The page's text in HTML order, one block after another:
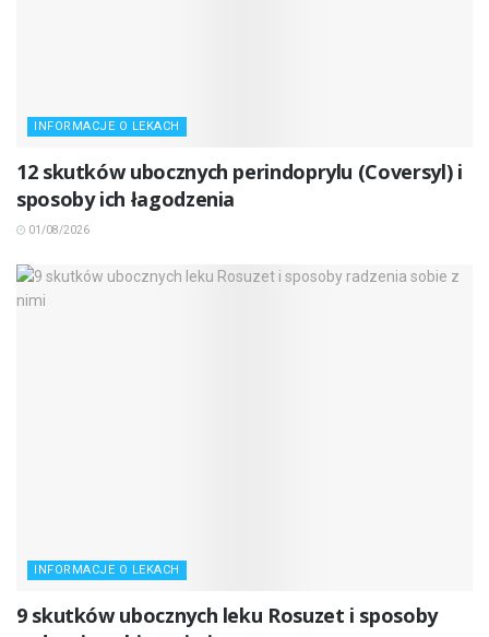
INFORMACJE O LEKACH
12 skutków ubocznych perindoprylu (Coversyl) i
sposoby ich łagodzenia
01/08/2026
INFORMACJE O LEKACH
9 skutków ubocznych leku Rosuzet i sposoby